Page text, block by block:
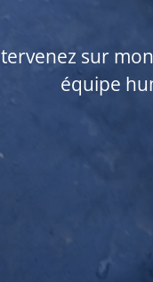
sur
équipe